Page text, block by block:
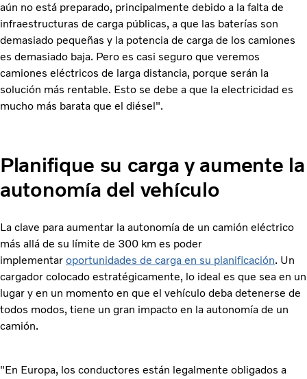
aún no está preparado, principalmente debido a la falta de
infraestructuras de carga públicas, a que las baterías son
demasiado pequeñas y la potencia de carga de los camiones
es demasiado baja. Pero es casi seguro que veremos
camiones eléctricos de larga distancia, porque serán la
solución más rentable. Esto se debe a que la electricidad es
mucho más barata que el diésel".
Planifique su carga y aumente la
autonomía del vehículo
La clave para aumentar la autonomía de un camión eléctrico
más allá de su límite de 300 km es poder
implementar oportunidades de carga en su planificación. Un
cargador colocado estratégicamente, lo ideal es que sea en un
lugar y en un momento en que el vehículo deba detenerse de
todos modos, tiene un gran impacto en la autonomía de un
camión.
"En Europa, los conductores están legalmente obligados a